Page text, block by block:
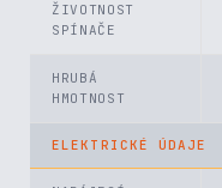
ŽIVOTNOST
SPÍNAČE
HRUBÁ
HMOTNOST
ELEKTRICKÉ ÚDAJE